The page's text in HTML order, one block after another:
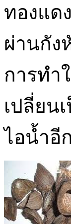
ทองแด
ผ่านกัง
การทำ
เปลี่ยน
ไอน้ำอี